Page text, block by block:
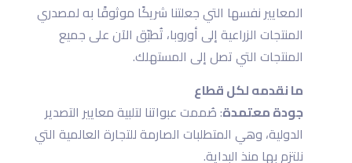
المعايير نفسها التي جعلتنا شريكًا موثوقًا به لمصدري
المنتجات الزراعية إلى أوروبا، تُطبّق الآن على جميع
المنتجات التي تصل إلى المستهلك.
ما نقدمه لكل قطاع
جودة معتمدة: صُممت عبواتنا لتلبية معايير التصدير
الدولية، وهي المتطلبات الصارمة للتجارة العالمية التي
نلتزم بها منذ البداية.